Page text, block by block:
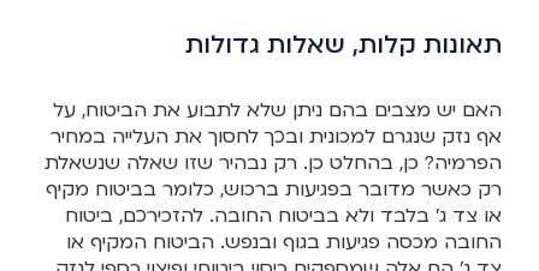
תאונות קלות, שאלות גדולות
האם יש מצבים בהם ניתן שלא לתבוע את הביטוח, על
אף נזק שנגרם למכונית ובכך לחסוך את העלייה במחיר
הפרמיה? כן, בהחלט כן. רק נבהיר שזו שאלה שנשאלת
רק כאשר מדובר בפגיעות ברכוש, כלומר בביטוח מקיף
או צד ג’ בלבד ולא בביטוח החובה. להזכירכם, ביטוח
החובה מכסה פגיעות בגוף ובנפש. הביטוח המקיף או